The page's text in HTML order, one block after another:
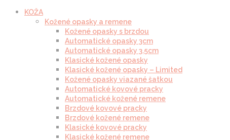
KOŽA
Kožené opasky a remene
Kožené opasky s brzdou
Automatické opasky 3cm
Automatické opasky 3.5cm
Klasické kožené opasky
Klasické kožené opasky – Limited
Kožené opasky viazané šatkou
Automatické kovové pracky
Automatické kožené remene
Brzdové kovové pracky
Brzdové kožené remene
Klasické kovové pracky
Klasické kožené remene